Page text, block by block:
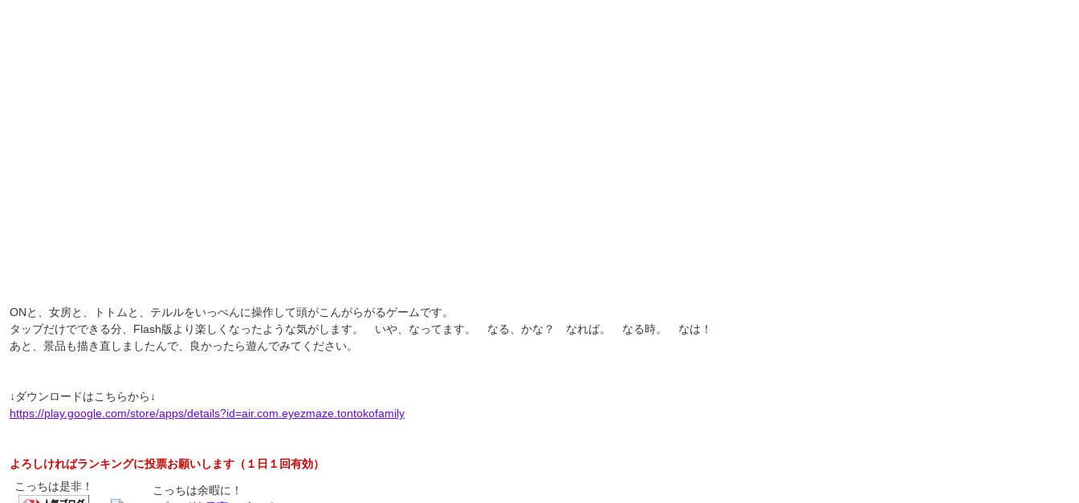
ONと、女房と、トトムと、テルルをいっぺんに操作して頭がこんがらがるゲームです。
タップだけでできる分、Flash版より楽しくなったような気がします。 いや、なってます。 なる、かな？ なれば。 なる時。 なは！
あと、景品も描き直しましたんで、良かったら遊んでみてください。
↓ダウンロードはこちらから↓
https://play.google.com/store/apps/details?id=air.com.eyezmaze.tontokofamily
よろしければランキングに投票お願いします（１日１回有効）
こっちは是非！
こっちは余暇に！